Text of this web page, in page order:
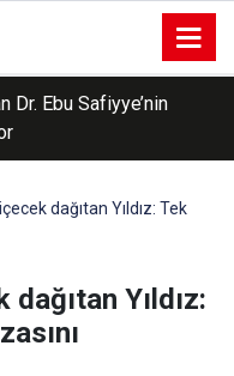
Dr. Ebu Safiyye’nin
dağıtan Yıldız: Tek
Yıldız: